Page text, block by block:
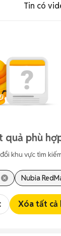
Tin có
quả phù
khu vực tìm
Nubia
Xóa tất cả